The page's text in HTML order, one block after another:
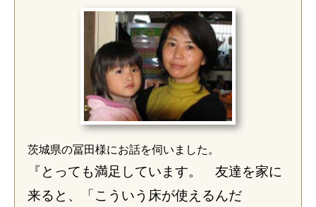
茨城県の冨田様にお話を伺いました。
『とっても満足しています。 友達を家に
来ると、「こういう床が使えるんだ